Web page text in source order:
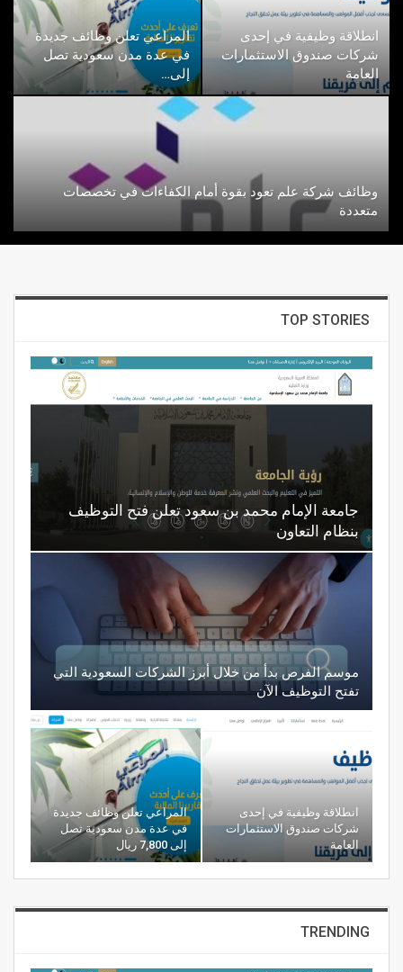
انطلاقة وظيفية في إحدى
شركات صندوق الاستثمارات
العامة
المراعي تعلن وظائف جديدة
في عدة مدن سعودية تصل
إلى…
وظائف شركة علم تعود بقوة أمام الكفاءات في تخصصات
متعددة
TOP STORIES
جامعة الإمام محمد بن سعود تعلن فتح التوظيف
بنظام التعاون
موسم الفرص بدأ من خلال أبرز الشركات السعودية التي
تفتح التوظيف الآن
انطلاقة وظيفية في إحدى
شركات صندوق الاستثمارات
العامة
المراعي تعلن وظائف جديدة
في عدة مدن سعودية تصل
إلى 7,800 ريال
TRENDING